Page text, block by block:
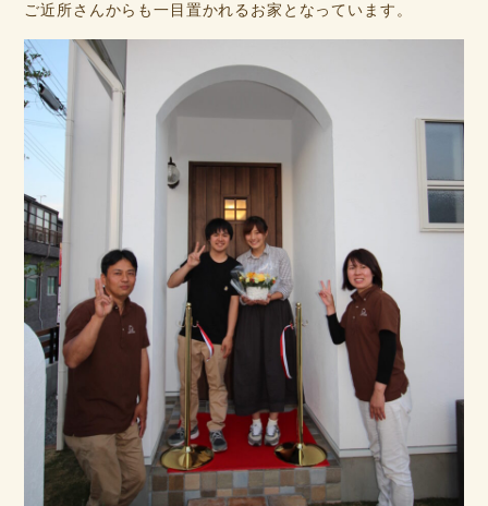
ご近所さんからも一目置かれるお家となっています。